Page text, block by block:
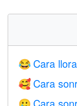
😂 Cara
🥰 Cara